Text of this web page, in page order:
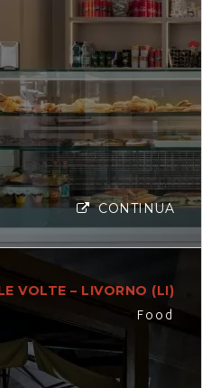
CONTINUA
VOLTE – LIVORNO (LI)
Food